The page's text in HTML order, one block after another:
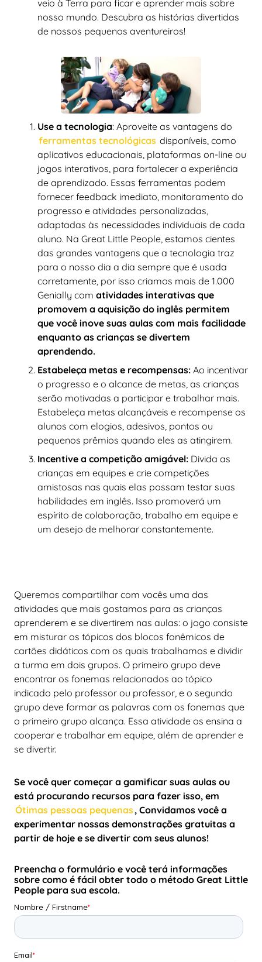
veio à Terra para ficar e aprender mais sobre
nosso mundo. Descubra as histórias divertidas
de nossos pequenos aventureiros!
Use a tecnologia: Aproveite as vantagens do
ferramentas tecnológicas disponíveis, como
aplicativos educacionais, plataformas on-line ou
jogos interativos, para fortalecer a experiência
de aprendizado. Essas ferramentas podem
fornecer feedback imediato, monitoramento do
progresso e atividades personalizadas,
adaptadas às necessidades individuais de cada
aluno. Na Great Little People, estamos cientes
das grandes vantagens que a tecnologia traz
para o nosso dia a dia sempre que é usada
corretamente, por isso criamos mais de 1.000
Genially com atividades interativas que
promovem a aquisição do inglês permitem
que você inove suas aulas com mais facilidade
enquanto as crianças se divertem
aprendendo.
Estabeleça metas e recompensas: Ao incentivar
o progresso e o alcance de metas, as crianças
serão motivadas a participar e trabalhar mais.
Estabeleça metas alcançáveis e recompense os
alunos com elogios, adesivos, pontos ou
pequenos prêmios quando eles as atingirem.
Incentive a competição amigável: Divida as
crianças em equipes e crie competições
amistosas nas quais elas possam testar suas
habilidades em inglês. Isso promoverá um
espírito de colaboração, trabalho em equipe e
um desejo de melhorar constantemente.
Queremos compartilhar com vocês uma das
atividades que mais gostamos para as crianças
aprenderem e se divertirem nas aulas: o jogo consiste
em misturar os tópicos dos blocos fonêmicos de
cartões didáticos com os quais trabalhamos e dividir
a turma em dois grupos. O primeiro grupo deve
encontrar os fonemas relacionados ao tópico
indicado pelo professor ou professor, e o segundo
grupo deve formar as palavras com os fonemas que
o primeiro grupo alcança. Essa atividade os ensina a
cooperar e trabalhar em equipe, além de aprender e
se divertir.
Se você quer começar a gamificar suas aulas ou
está procurando recursos para fazer isso, em
Ótimas pessoas pequenas, Convidamos você a
experimentar nossas demonstrações gratuitas a
partir de hoje e se divertir com seus alunos!
Preencha o formulário e você terá informações
sobre como é fácil obter todo o método Great Little
People para sua escola.